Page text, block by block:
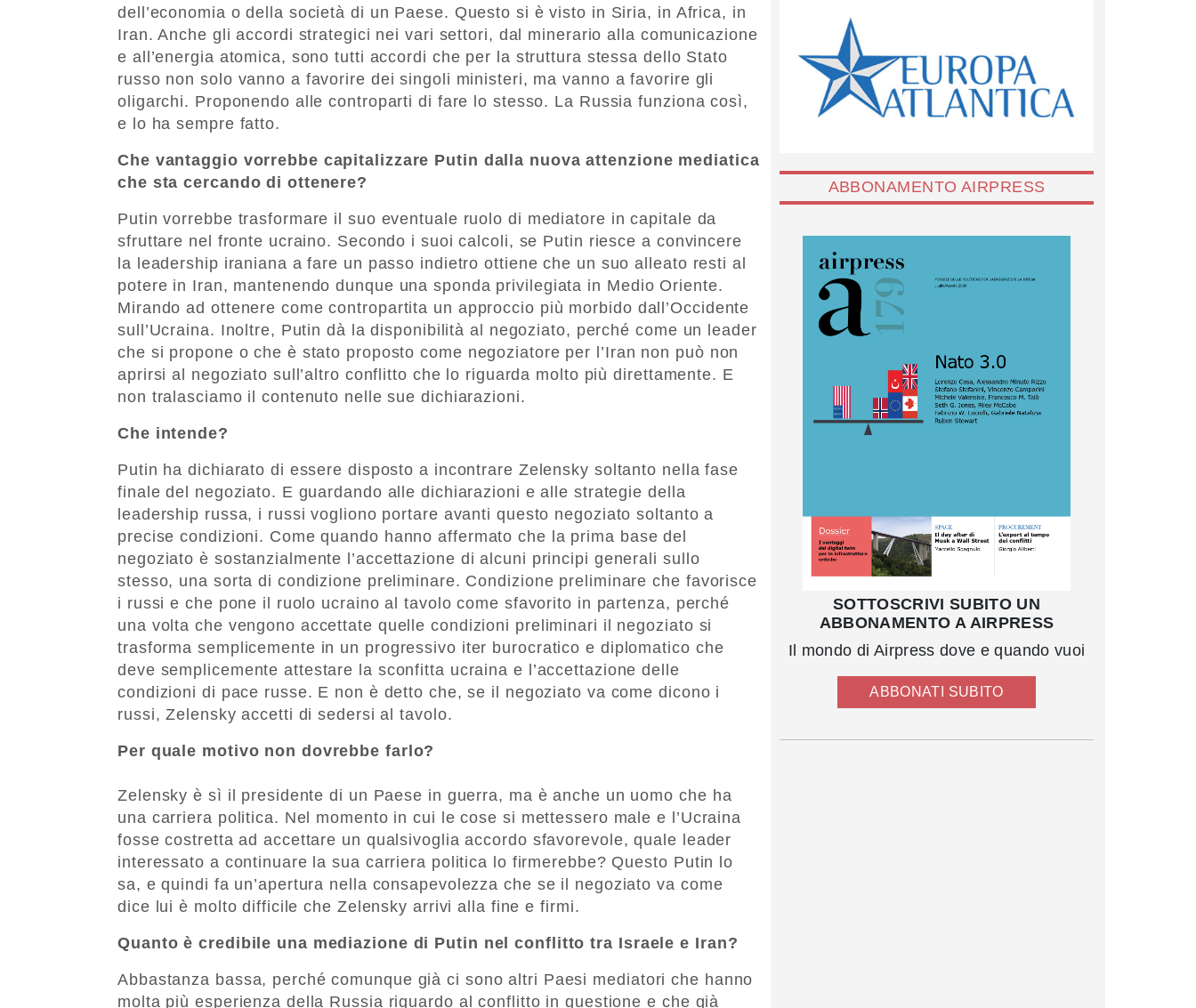
dell’economia o della società di un Paese. Questo si è visto in Siria, in Africa, in
Iran. Anche gli accordi strategici nei vari settori, dal minerario alla comunicazione
e all’energia atomica, sono tutti accordi che per la struttura stessa dello Stato
russo non solo vanno a favorire dei singoli ministeri, ma vanno a favorire gli
oligarchi. Proponendo alle controparti di fare lo stesso. La Russia funziona così,
e lo ha sempre fatto.
Che vantaggio vorrebbe capitalizzare Putin dalla nuova attenzione mediatica
che sta cercando di ottenere?
Putin vorrebbe trasformare il suo eventuale ruolo di mediatore in capitale da
sfruttare nel fronte ucraino. Secondo i suoi calcoli, se Putin riesce a convincere
la leadership iraniana a fare un passo indietro ottiene che un suo alleato resti al
potere in Iran, mantenendo dunque una sponda privilegiata in Medio Oriente.
Mirando ad ottenere come contropartita un approccio più morbido dall’Occidente
sull’Ucraina. Inoltre, Putin dà la disponibilità al negoziato, perché come un leader
che si propone o che è stato proposto come negoziatore per l’Iran non può non
aprirsi al negoziato sull’altro conflitto che lo riguarda molto più direttamente. E
non tralasciamo il contenuto nelle sue dichiarazioni.
Che intende?
Putin ha dichiarato di essere disposto a incontrare Zelensky soltanto nella fase
finale del negoziato. E guardando alle dichiarazioni e alle strategie della
leadership russa, i russi vogliono portare avanti questo negoziato soltanto a
precise condizioni. Come quando hanno affermato che la prima base del
negoziato è sostanzialmente l’accettazione di alcuni principi generali sullo
stesso, una sorta di condizione preliminare. Condizione preliminare che favorisce
i russi e che pone il ruolo ucraino al tavolo come sfavorito in partenza, perché
una volta che vengono accettate quelle condizioni preliminari il negoziato si
trasforma semplicemente in un progressivo iter burocratico e diplomatico che
deve semplicemente attestare la sconfitta ucraina e l’accettazione delle
condizioni di pace russe. E non è detto che, se il negoziato va come dicono i
russi, Zelensky accetti di sedersi al tavolo.
Per quale motivo non dovrebbe farlo?
Zelensky è sì il presidente di un Paese in guerra, ma è anche un uomo che ha
una carriera politica. Nel momento in cui le cose si mettessero male e l’Ucraina
fosse costretta ad accettare un qualsivoglia accordo sfavorevole, quale leader
interessato a continuare la sua carriera politica lo firmerebbe? Questo Putin lo
sa, e quindi fa un’apertura nella consapevolezza che se il negoziato va come
dice lui è molto difficile che Zelensky arrivi alla fine e firmi.
Quanto è credibile una mediazione di Putin nel conflitto tra Israele e Iran?
Abbastanza bassa, perché comunque già ci sono altri Paesi mediatori che hanno
molta più esperienza della Russia riguardo al conflitto in questione e che già
ABBONAMENTO AIRPRESS
SOTTOSCRIVI SUBITO UN
ABBONAMENTO A AIRPRESS
Il mondo di Airpress dove e quando vuoi
ABBONATI SUBITO